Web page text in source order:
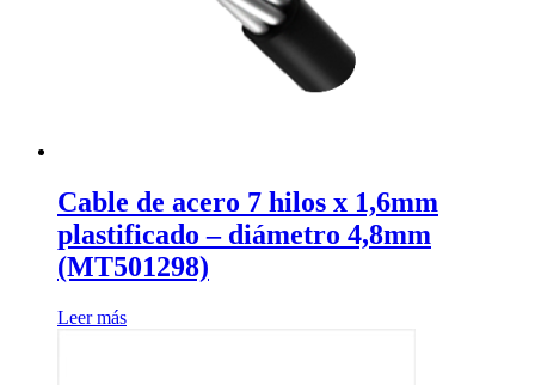
Cable de acero 7 hilos x 1,6mm
plastificado – diámetro 4,8mm
(MT501298)
Leer más